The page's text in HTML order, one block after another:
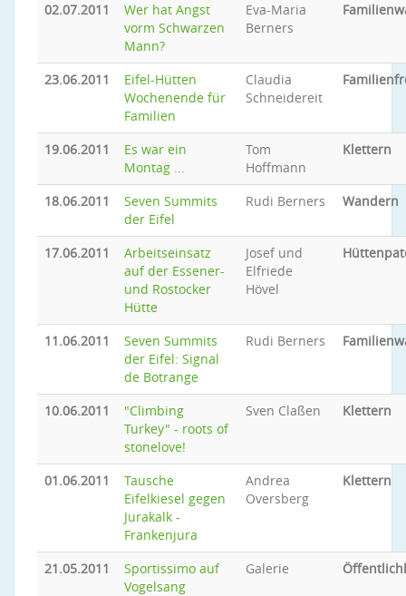
02.07.2011
Wer hat Angst
vorm Schwarzen
Mann?
Eva-Maria
Berners
23.06.2011
Eifel-Hütten
Wochenende für
Familien
Claudia
Schneidereit
19.06.2011
Es war ein
Montag ...
Tom
Hoffmann
Klettern
18.06.2011
Seven Summits
der Eifel
Rudi Berners Wandern
17.06.2011
Arbeitseinsatz
auf der Essener-
und Rostocker
Hütte
Josef und
Elfriede
Hövel
11.06.2011
Seven Summits
der Eifel: Signal
de Botrange
Rudi Berners
10.06.2011
"Climbing
Turkey" - roots of
stonelove!
Sven Claßen Klettern
01.06.2011
Tausche
Eifelkiesel gegen
Jurakalk -
Frankenjura
Andrea
Oversberg
Klettern
21.05.2011
Sportissimo auf
Vogelsang
Galerie